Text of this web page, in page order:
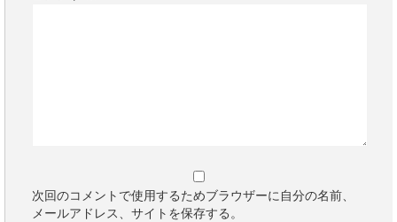
次回のコメントで使用するためブラウザーに自分の名前、
メールアドレス、サイトを保存する。